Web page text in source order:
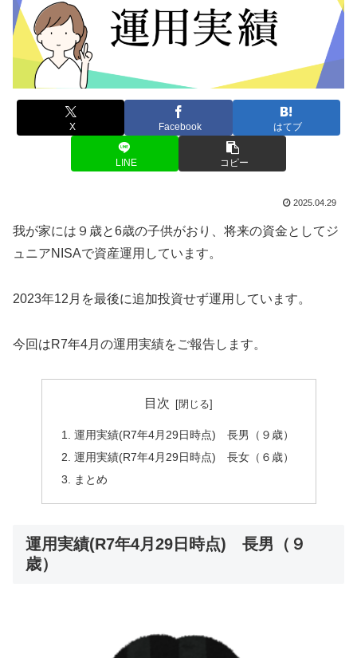
X Facebook はてブ
LINE コピー
2025.04.29
我が家には９歳と6歳の子供がおり、将来の資金としてジ
ュニアNISAで資産運用しています。
2023年12月を最後に追加投資せず運用しています。
今回はR7年4月の運用実績をご報告します。
目次
運用実績(R7年4月29日時点) 長男（９歳）
運用実績(R7年4月29日時点) 長女（６歳）
まとめ
運用実績(R7年4月29日時点) 長男（９
歳）